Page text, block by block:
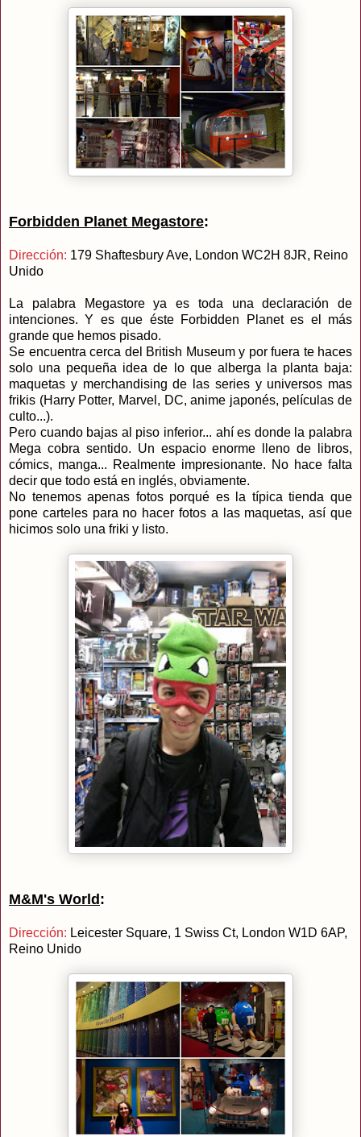
Forbidden Planet Megastore:
Dirección: 179 Shaftesbury Ave, London WC2H 8JR, Reino
Unido
La palabra Megastore ya es toda una declaración de
intenciones. Y es que éste Forbidden Planet es el más
grande que hemos pisado.
Se encuentra cerca del British Museum y por fuera te haces
solo una pequeña idea de lo que alberga la planta baja:
maquetas y merchandising de las series y universos mas
frikis (Harry Potter, Marvel, DC, anime japonés, películas de
culto...).
Pero cuando bajas al piso inferior... ahí es donde la palabra
Mega cobra sentido. Un espacio enorme lleno de libros,
cómics, manga... Realmente impresionante. No hace falta
decir que todo está en inglés, obviamente.
No tenemos apenas fotos porqué es la típica tienda que
pone carteles para no hacer fotos a las maquetas, así que
hicimos solo una friki y listo.
M&M's World :
Dirección: Leicester Square, 1 Swiss Ct, London W1D 6AP,
Reino Unido